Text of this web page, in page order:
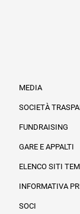
MEDIA
SOCIETÀ
FUNDRAISING
GARE E APPALTI
ELENCO SITI
INFORMATIVA
SOCI